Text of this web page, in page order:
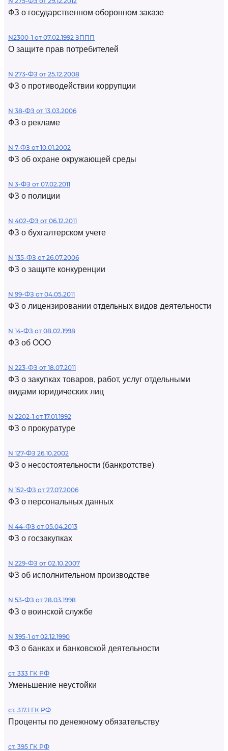
ФЗ о государственном оборонном заказе
N2300-1 от 07.02.1992 ЗППП
О защите прав потребителей
N 273-ФЗ от 25.12.2008
ФЗ о противодействии коррупции
N 38-ФЗ от 13.03.2006
ФЗ о рекламе
N 7-ФЗ от 10.01.2002
ФЗ об охране окружающей среды
N 3-ФЗ от 07.02.2011
ФЗ о полиции
N 402-ФЗ от 06.12.2011
ФЗ о бухгалтерском учете
N 135-ФЗ от 26.07.2006
ФЗ о защите конкуренции
N 99-ФЗ от 04.05.2011
ФЗ о лицензировании отдельных видов деятельности
N 14-ФЗ от 08.02.1998
ФЗ об ООО
N 223-ФЗ от 18.07.2011
ФЗ о закупках товаров, работ, услуг отдельными
видами юридических лиц
N 2202-1 от 17.01.1992
ФЗ о прокуратуре
N 127-ФЗ 26.10.2002
ФЗ о несостоятельности (банкротстве)
N 152-ФЗ от 27.07.2006
ФЗ о персональных данных
N 44-ФЗ от 05.04.2013
ФЗ о госзакупках
N 229-ФЗ от 02.10.2007
ФЗ об исполнительном производстве
N 53-ФЗ от 28.03.1998
ФЗ о воинской службе
N 395-1 от 02.12.1990
ФЗ о банках и банковской деятельности
ст. 333 ГК РФ
Уменьшение неустойки
ст. 317.1 ГК РФ
Проценты по денежному обязательству
ст. 395 ГК РФ